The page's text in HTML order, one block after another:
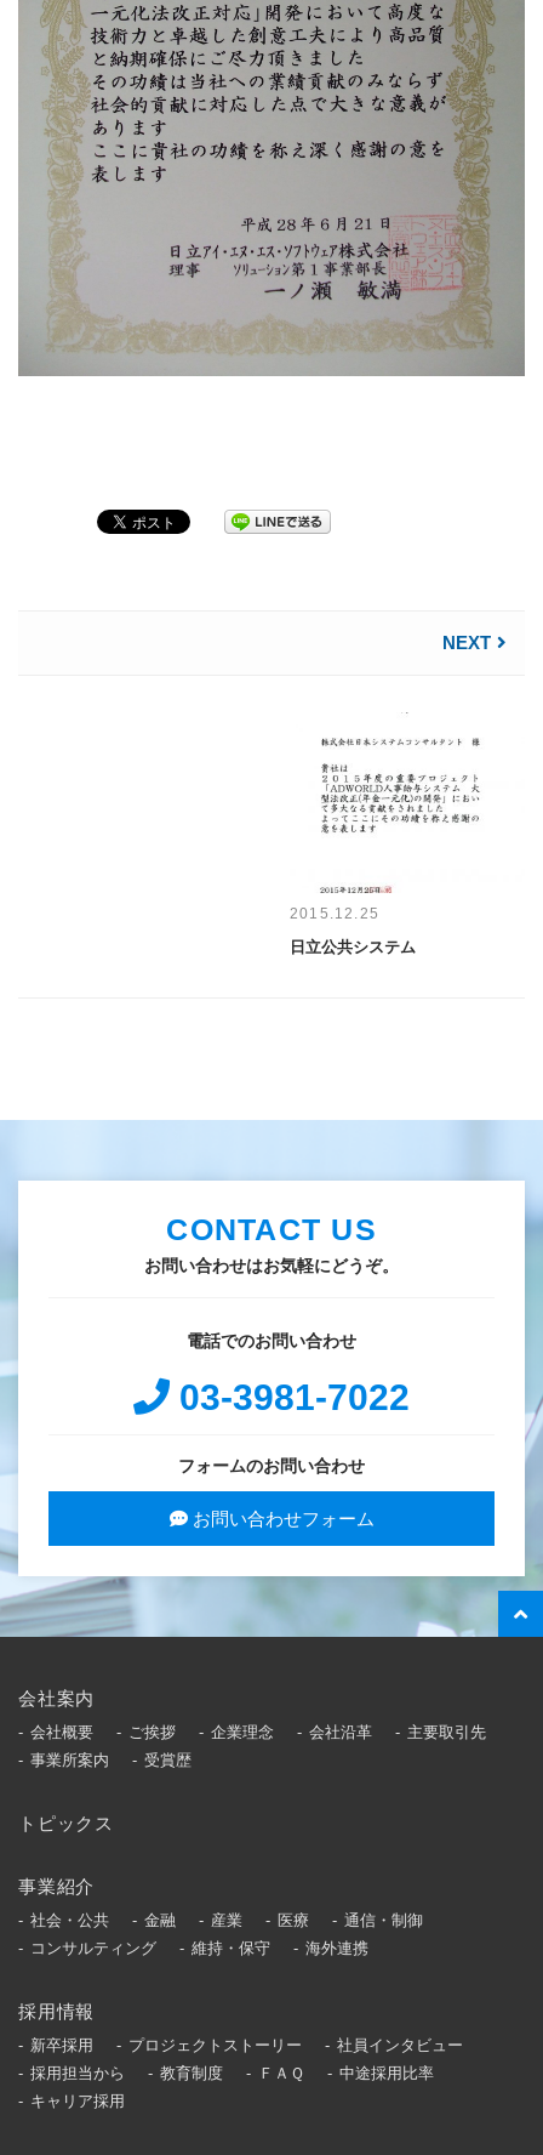
NEXT
2015.12.25
日立公共システム
CONTACT US
お問い合わせはお気軽にどうぞ。
電話でのお問い合わせ
03-3981-7022
フォームのお問い合わせ
お問い合わせフォーム
会社案内
会社概要 ご挨拶 企業理念 会社沿革
主要取引先
事業所案内
受賞歴
トピックス
事業紹介
社会・公共 金融 産業 医療
通信・制御
コンサルティング
維持・保守 海外連携
採用情報
新卒採用 プロジェクトストーリー
社員インタビュー
採用担当から
教育制度 ＦＡＱ
中途採用比率
キャリア採用